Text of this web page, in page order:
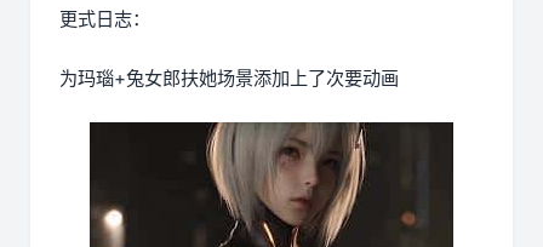
更式日志：
为玛瑙+兔女郎扶她场景添加上了次要动画